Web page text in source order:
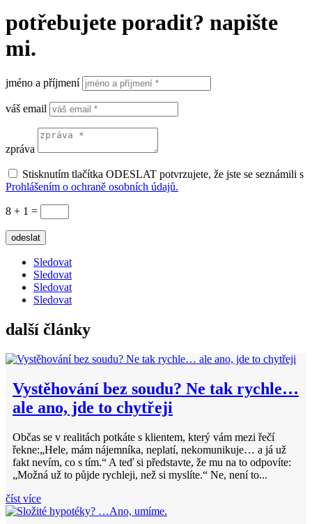
potřebujete poradit? napište
mi.
jméno a příjmení
váš email
zpráva
Stisknutím tlačítka ODESLAT potvrzujete, že jste se seznámili s
Prohlášením o ochraně osobních údajů.
8 + 1 =
odeslat
Sledovat
Sledovat
Sledovat
Sledovat
další články
Vystěhování bez soudu? Ne tak rychle…
ale ano, jde to chytřeji
Občas se v realitách potkáte s klientem, který vám mezi řečí
řekne:„Hele, mám nájemníka, neplatí, nekomunikuje… a já už
fakt nevím, co s tím.“ A teď si představte, že mu na to odpovíte:
„Možná už to půjde rychleji, než si myslíte.“ Ne, není to...
číst více